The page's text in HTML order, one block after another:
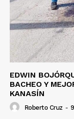
EDWIN
BACHEO Y
KANASÍN
Roberto Cruz -